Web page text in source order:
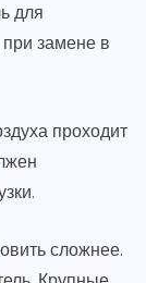
для
замене в
проходит
сложнее.